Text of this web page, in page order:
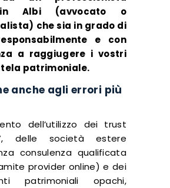
Albi (avvocato o
che sia in grado di
e con
a raggiugere i vostri
patrimoniale.
anche agli errori più
dell’utilizzo dei trust
delle società estere
consulenza qualificata
provider online) e dei
patrimoniali opachi,